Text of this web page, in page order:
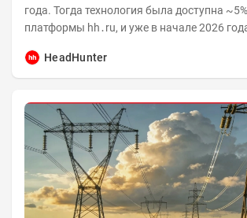
года. Тогда технология была доступна
платформы hh․ru, и уже в начале 2026
HeadHunter